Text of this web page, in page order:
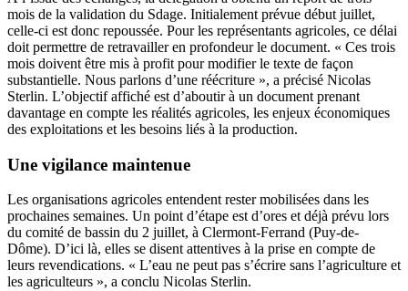
mois de la validation du Sdage. Initialement prévue début juillet,
celle-ci est donc repoussée. Pour les représentants agricoles, ce délai
doit permettre de retravailler en profondeur le document. « Ces trois
mois doivent être mis à profit pour modifier le texte de façon
substantielle. Nous parlons d’une réécriture », a précisé Nicolas
Sterlin. L’objectif affiché est d’aboutir à un document prenant
davantage en compte les réalités agricoles, les enjeux économiques
des exploitations et les besoins liés à la production.
Une vigilance maintenue
Les organisations agricoles entendent rester mobilisées dans les
prochaines semaines. Un point d’étape est d’ores et déjà prévu lors
du comité de bassin du 2 juillet, à Clermont-Ferrand (Puy-de-
Dôme). D’ici là, elles se disent attentives à la prise en compte de
leurs revendications. « L’eau ne peut pas s’écrire sans l’agriculture et
les agriculteurs », a conclu Nicolas Sterlin.